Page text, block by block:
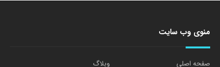
منوی وب سایت
صفحه اصلی
وبلاگ